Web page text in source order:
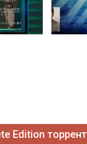
Edition торрент